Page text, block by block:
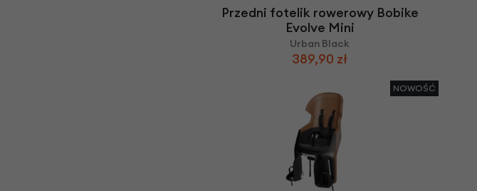
Przedni fotelik rowerowy Bobike
Evolve Mini
Urban Black
389,90 zł
NOWOŚĆ